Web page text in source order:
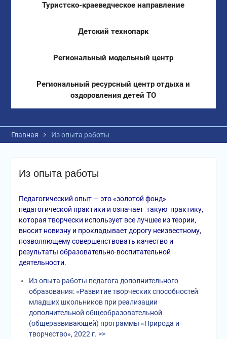
Туристско-краеведческое направление
Детский технопарк
Региональный модельный центр
Региональный ресурсный центр отдыха и
оздоровления детей ТО
Главная Из опыта работы
Из опыта работы
Педагогический опыт — это «золотой фонд»
педагогической практики и означает такую практику,
которая творчески использует все лучшее из теории,
вносит новизну и прокладывает дорогу неизвестному,
позволяющему совершенствовать качество и
результаты образовательно-воспитательной
деятельности.
Из опыта работы педагога дополнительного
образования: «Развитие творческих способностей
младших школьников при реализации
дополнительной общеобразовательной
(общеразвивающей) программы «Природа и
творчество», 2022 г. >>